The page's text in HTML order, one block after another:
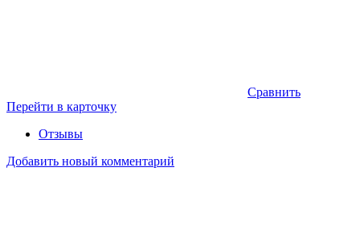
Сравнить
Перейти в карточку
Отзывы
Добавить новый комментарий